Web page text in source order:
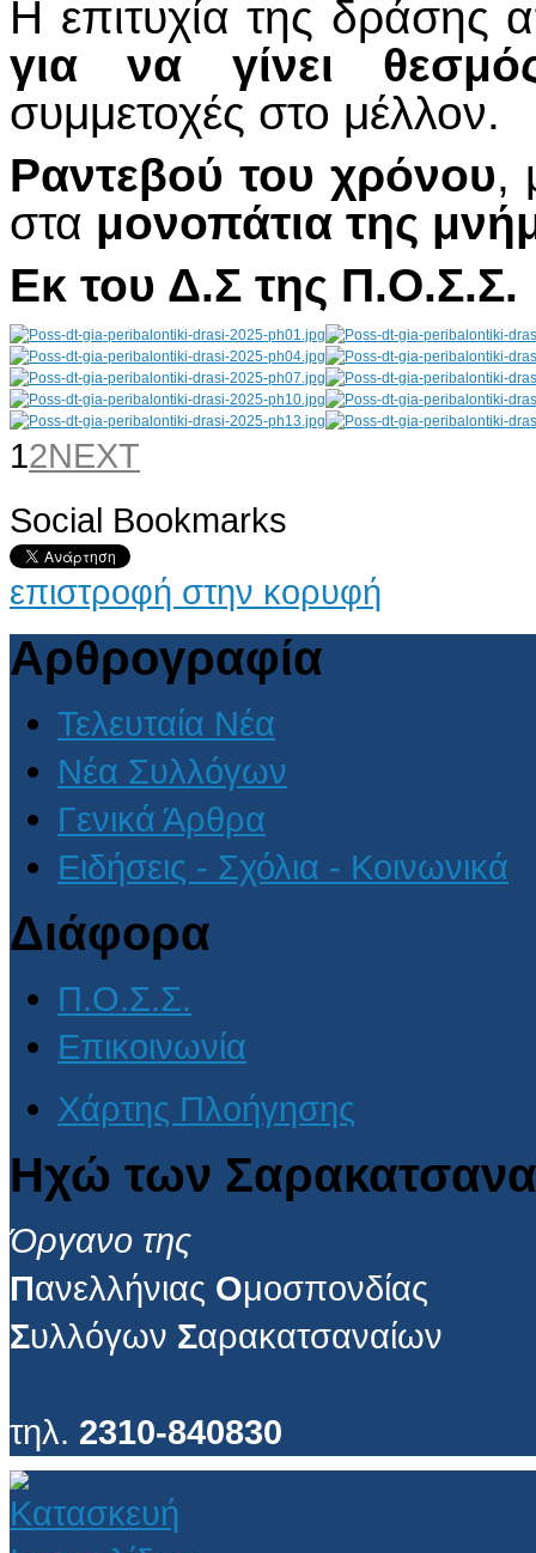
Η επιτυχία της δράσης
για να γίνει
συμμετοχές στο μέλλον.
Ραντεβού του χρόνου,
στα μονοπάτια της
Εκ του Δ.Σ της Π.Ο.Σ.Σ.
12NEXT
AdmirorGallery 4.5.0, author/s Vasiljevski& Kekeljevic
Social Bookmarks
επιστροφή στην κορυφή
Αρθρογραφία
Τελευταία Νέα
Νέα Συλλόγων
Γενικά Άρθρα
Ειδήσεις - Σχόλια - Κοινωνικά
Διάφορα
Π.Ο.Σ.Σ.
Επικοινωνία
Χάρτης Πλοήγησης
Ηχώ των
Όργανο της
Πανελλήνιας Ομοσπονδίας
Συλλόγων Σαρακατσαναίων
τηλ. 2310-840830